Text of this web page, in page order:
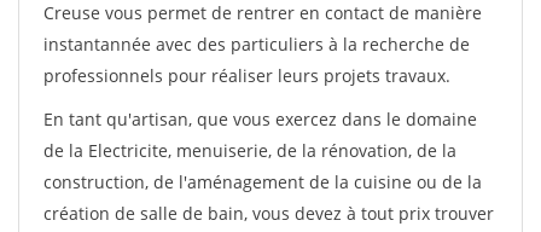
Creuse vous permet de rentrer en contact de manière
instantannée avec des particuliers à la recherche de
professionnels pour réaliser leurs projets travaux.
En tant qu'artisan, que vous exercez dans le domaine
de la Electricite, menuiserie, de la rénovation, de la
construction, de l'aménagement de la cuisine ou de la
création de salle de bain, vous devez à tout prix trouver